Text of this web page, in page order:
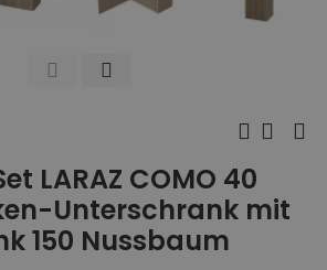
LARAZ COMO 40
Unterschrank mit
150 Nussbaum